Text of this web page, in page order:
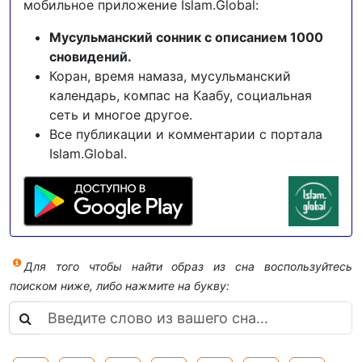
мобильное приложение Islam.Global:
Мусульманский сонник с описанием 1000
сновидений.
Коран, время намаза, мусульманский
календарь, компас на Каабу, социальная
сеть и многое другое.
Все публикации и комментарии с портала
Islam.Global.
Для того чтобы найти образ из сна воспользуйтесь
поиском ниже, либо нажмите на букву: